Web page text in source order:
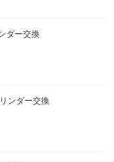
ダー交換
ンダー交換